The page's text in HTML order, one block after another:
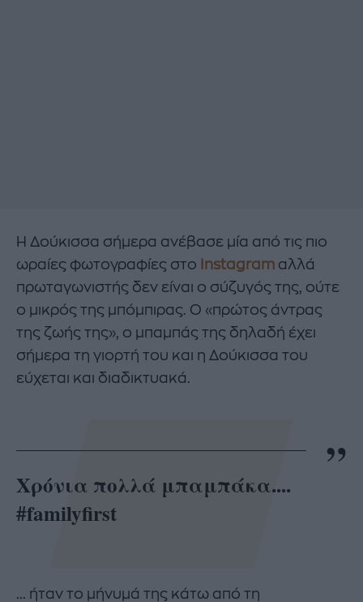
Η Δούκισσα σήμερα ανέβασε μία από τις πιο
ωραίες φωτογραφίες στo
Instagram αλλά
πρωταγωνιστής δεν είναι ο σύζυγός της, ούτε
ο μικρός της μπόμπιρας. Ο «πρώτος άντρας
της ζωής της», ο μπαμπάς της δηλαδή έχει
σήμερα τη γιορτή του και η Δούκισσα του
εύχεται και διαδικτυακά.
Χρόνια πολλά μπαμπάκα....
#familyfirst
... ήταν το μήνυμά της κάτω από τη